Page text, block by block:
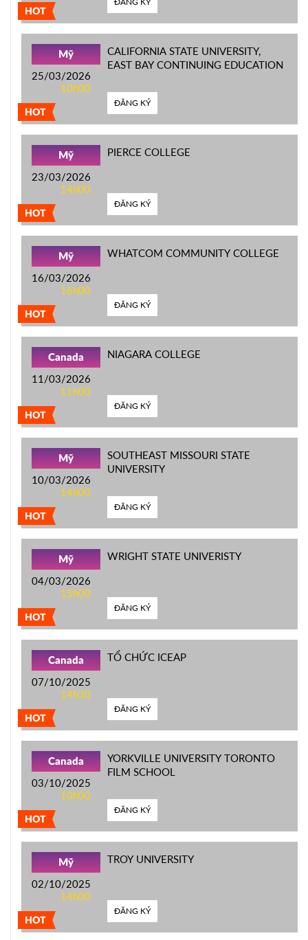
HOT
HOT
Mỹ
25/03/2026
10h00
CALIFORNIA STATE UNIVERSITY,
EAST BAY CONTINUING EDUCATION
ĐĂNG KÝ
HOT
Mỹ
23/03/2026
14h00
PIERCE COLLEGE
ĐĂNG KÝ
HOT
Mỹ
16/03/2026
16h00
WHATCOM COMMUNITY COLLEGE
ĐĂNG KÝ
HOT
Canada
11/03/2026
11h00
NIAGARA COLLEGE
ĐĂNG KÝ
HOT
Mỹ
10/03/2026
14h00
SOUTHEAST MISSOURI STATE
UNIVERSITY
ĐĂNG KÝ
HOT
Mỹ
04/03/2026
15h00
WRIGHT STATE UNIVERISTY
ĐĂNG KÝ
HOT
Canada
07/10/2025
14h30
TỔ CHỨC ICEAP
ĐĂNG KÝ
HOT
Canada
03/10/2025
10h00
YORKVILLE UNIVERSITY TORONTO
FILM SCHOOL
ĐĂNG KÝ
HOT
Mỹ
02/10/2025
14h00
TROY UNIVERSITY
ĐĂNG KÝ